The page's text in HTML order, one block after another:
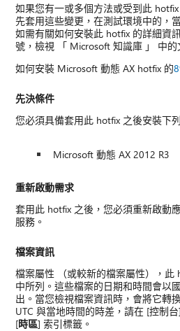
如果您有一或多個方法或受到此
先套用這些變更，在測試環境中的，
如需有關如何安裝此 hotfix 的詳細資
號，檢視 「 Microsoft 知識庫 」 中的
如何安裝 Microsoft 動態 AX hotfix 的
先決條件
您必須具備套用此 hotfix 之後安裝下
Microsoft 動態 AX 2012 R3
重新啟動需求
套用此 hotfix 之後，您必須重新啟動
服務。
檔案資訊
檔案屬性 （或較新的檔案屬性），此
中所列。這些檔案的日期和時間會以
出。當您檢視檔案資訊時，會將它轉
UTC 與當地時間的時差，請在 [控制
[時區] 索引標籤。